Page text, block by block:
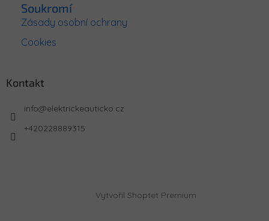
Soukromí
Zásady osobní ochrany
Cookies
Kontakt
info@elektrickeauticko.cz
+420228889315
Vytvořil Shoptet Premium